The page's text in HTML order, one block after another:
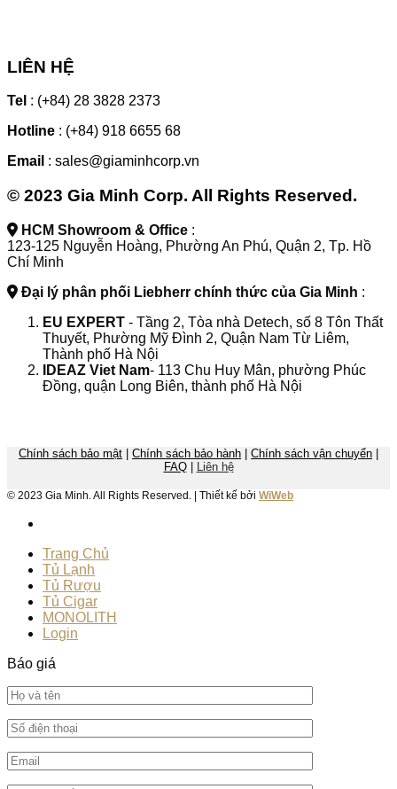
LIÊN HỆ
Tel : (+84) 28 3828 2373
Hotline : (+84) 918 6655 68
Email : sales@giaminhcorp.vn
© 2023 Gia Minh Corp. All Rights Reserved.
HCM Showroom & Office :
123-125 Nguyễn Hoàng, Phường An Phú, Quận 2, Tp. Hồ
Chí Minh
Đại lý phân phối Liebherr chính thức của Gia Minh :
EU EXPERT - Tầng 2, Tòa nhà Detech, số 8 Tôn Thất
Thuyết, Phường Mỹ Đình 2, Quận Nam Từ Liêm,
Thành phố Hà Nội
IDEAZ Viet Nam- 113 Chu Huy Mân, phường Phúc
Đồng, quận Long Biên, thành phố Hà Nội
Chính sách bảo mật | Chính sách bảo hành | Chính sách vận chuyển |
FAQ| Liên hệ
© 2023 Gia Minh. All Rights Reserved. | Thiết kế bởi WiWeb
Trang Chủ
Tủ Lạnh
Tủ Rượu
Tủ Cigar
MONOLITH
Login
Báo giá